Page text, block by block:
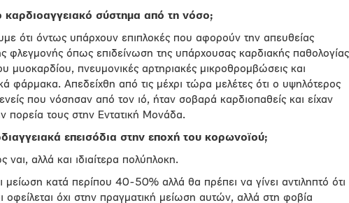
καρδιοαγγειακό σύστημα από τη νόσο;
ότι όντως υπάρχουν επιπλοκές που αφορούν την απευθείας
φλεγμονής όπως επιδείνωση της υπάρχουσας καρδιακής
μυοκαρδίου, πνευμονικές αρτηριακές μικροθρομβώσεις και
φάρμακα. Απεδείχθη από τις μέχρι τώρα μελέτες ότι ο υψηλότερος
που νόσησαν από τον ιό, ήταν σοβαρά καρδιοπαθείς και είχαν
πορεία τους στην Εντατική Μονάδα.
επεισόδια στην εποχή του κορωνοϊού;
αλλά και ιδιαίτερα πολύπλοκη.
μείωση κατά περίπου 40-50% αλλά θα πρέπει να γίνει αντιληπτό ότι
οφείλεται όχι στην πραγματική μείωση αυτών, αλλά στη φοβία